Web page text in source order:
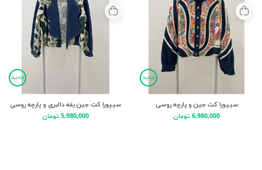
جدید
سیپورا کت جین و پارچه روسی
6,980,000 تومان
جدید
سیپورا کت جین یقه دالبری و پارچه روسی
5,980,000 تومان